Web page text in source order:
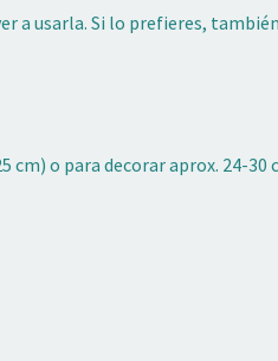
a usarla. Si lo prefieres,
o para decorar aprox. 24-30